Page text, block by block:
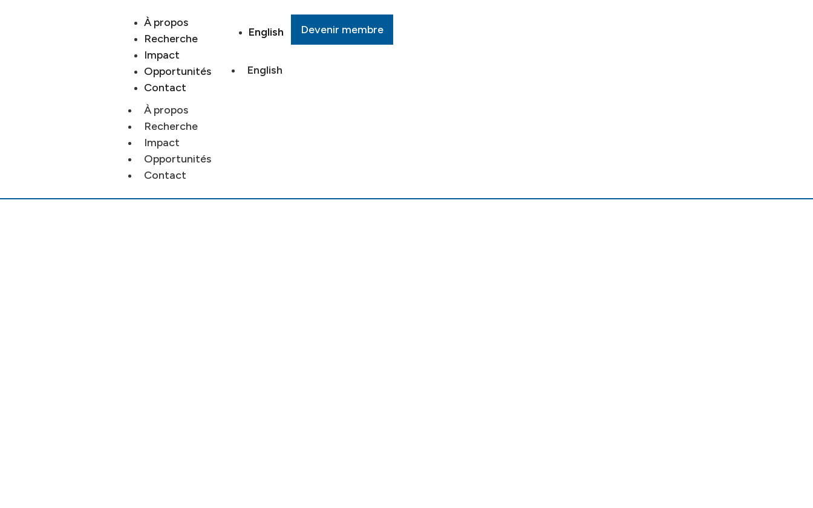
À propos
Recherche
Impact
Opportunités
Contact
À propos
Recherche
Impact
Opportunités
Contact
English
English
Devenir membre